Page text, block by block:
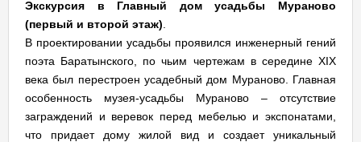
Экскурсия в Главный дом усадьбы Мураново
(первый и второй этаж)
В проектировании усадьбы проявился инженерный гений
поэта Баратынского, по чьим чертежам в середине XIX
века был перестроен усадебный дом Мураново. Главная
особенность музея-усадьбы Мураново – отсутствие
заграждений и веревок перед мебелью и экспонатами,
что придает дому жилой вид и создает уникальный